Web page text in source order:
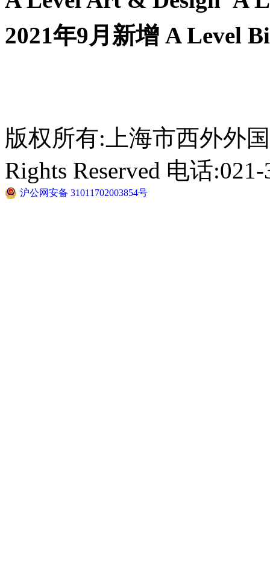
2021年9月新增 A Level
版权所有:上海市西外外
Rights Reserved 电话
沪公网安备 31011702003854号